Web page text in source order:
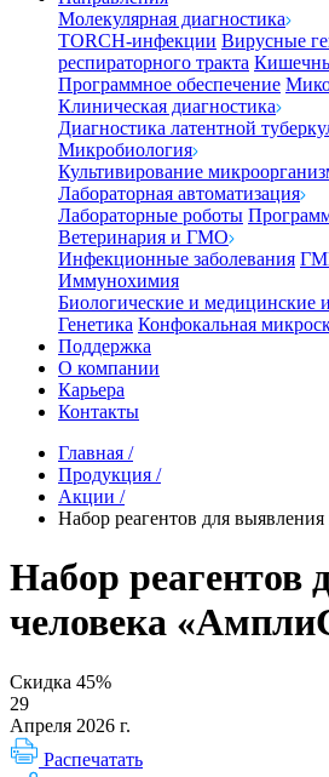
Молекулярная диагностика
TORCH-инфекции Вирусные
респираторного тракта
Программное обеспечение
Клиническая диагностика
Диагностика латентной
Микробиология
Культивирование
Лабораторная автоматизация
Лабораторные роботы
Ветеринария и ГМО
Инфекционные заболевания
Иммунохимия
Биологические и медицинские
Генетика Конфокальная
Поддержка
О компании
Карьера
Контакты
Главная /
Продукция /
Акции /
Набор реагентов для выявления
Набор реагентов
человека
Скидка 45%
29
Апреля 2026 г.
Распечатать